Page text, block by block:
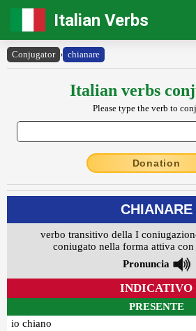
Italian Verbs
Conjugator › chianare
Italian verbs
Please type the verb to
Donation
CHIANARE
verbo transitivo della I
coniugato nella forma attiva con
Pronuncia
INDICATIVO
PRESENTE
io chiano